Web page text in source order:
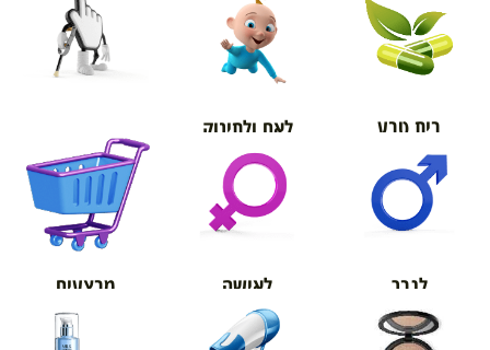
בית טבע לאם ולתינוק
אורטופדיה
לגבר לאישה מבצעים